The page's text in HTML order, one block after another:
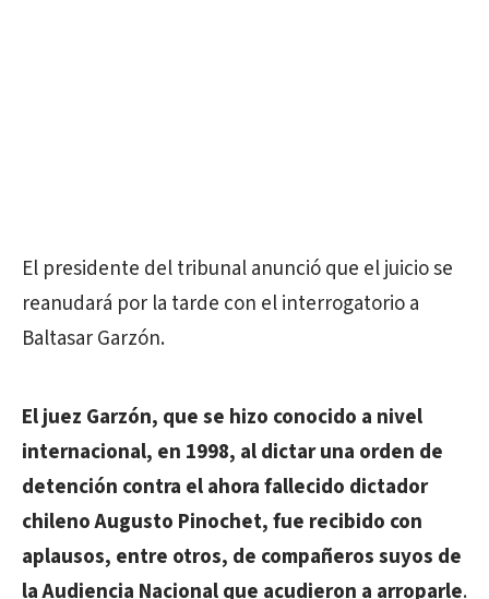
El presidente del tribunal anunció que el juicio se
reanudará por la tarde con el interrogatorio a
Baltasar Garzón.
El juez Garzón, que se hizo conocido a nivel
internacional, en 1998, al dictar una orden de
detención contra el ahora fallecido dictador
chileno Augusto Pinochet, fue recibido con
aplausos, entre otros, de compañeros suyos de
la Audiencia Nacional que acudieron a arroparle.